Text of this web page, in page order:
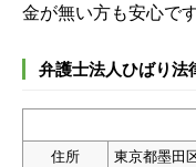
金が無い方も安心です
弁護士法人ひばり法
住所
東京都墨田